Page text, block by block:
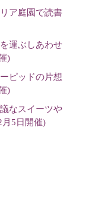
ア庭園で読書
運ぶしあわせ
)
ピッドの片想
)
なスイーツや
月5日開催)